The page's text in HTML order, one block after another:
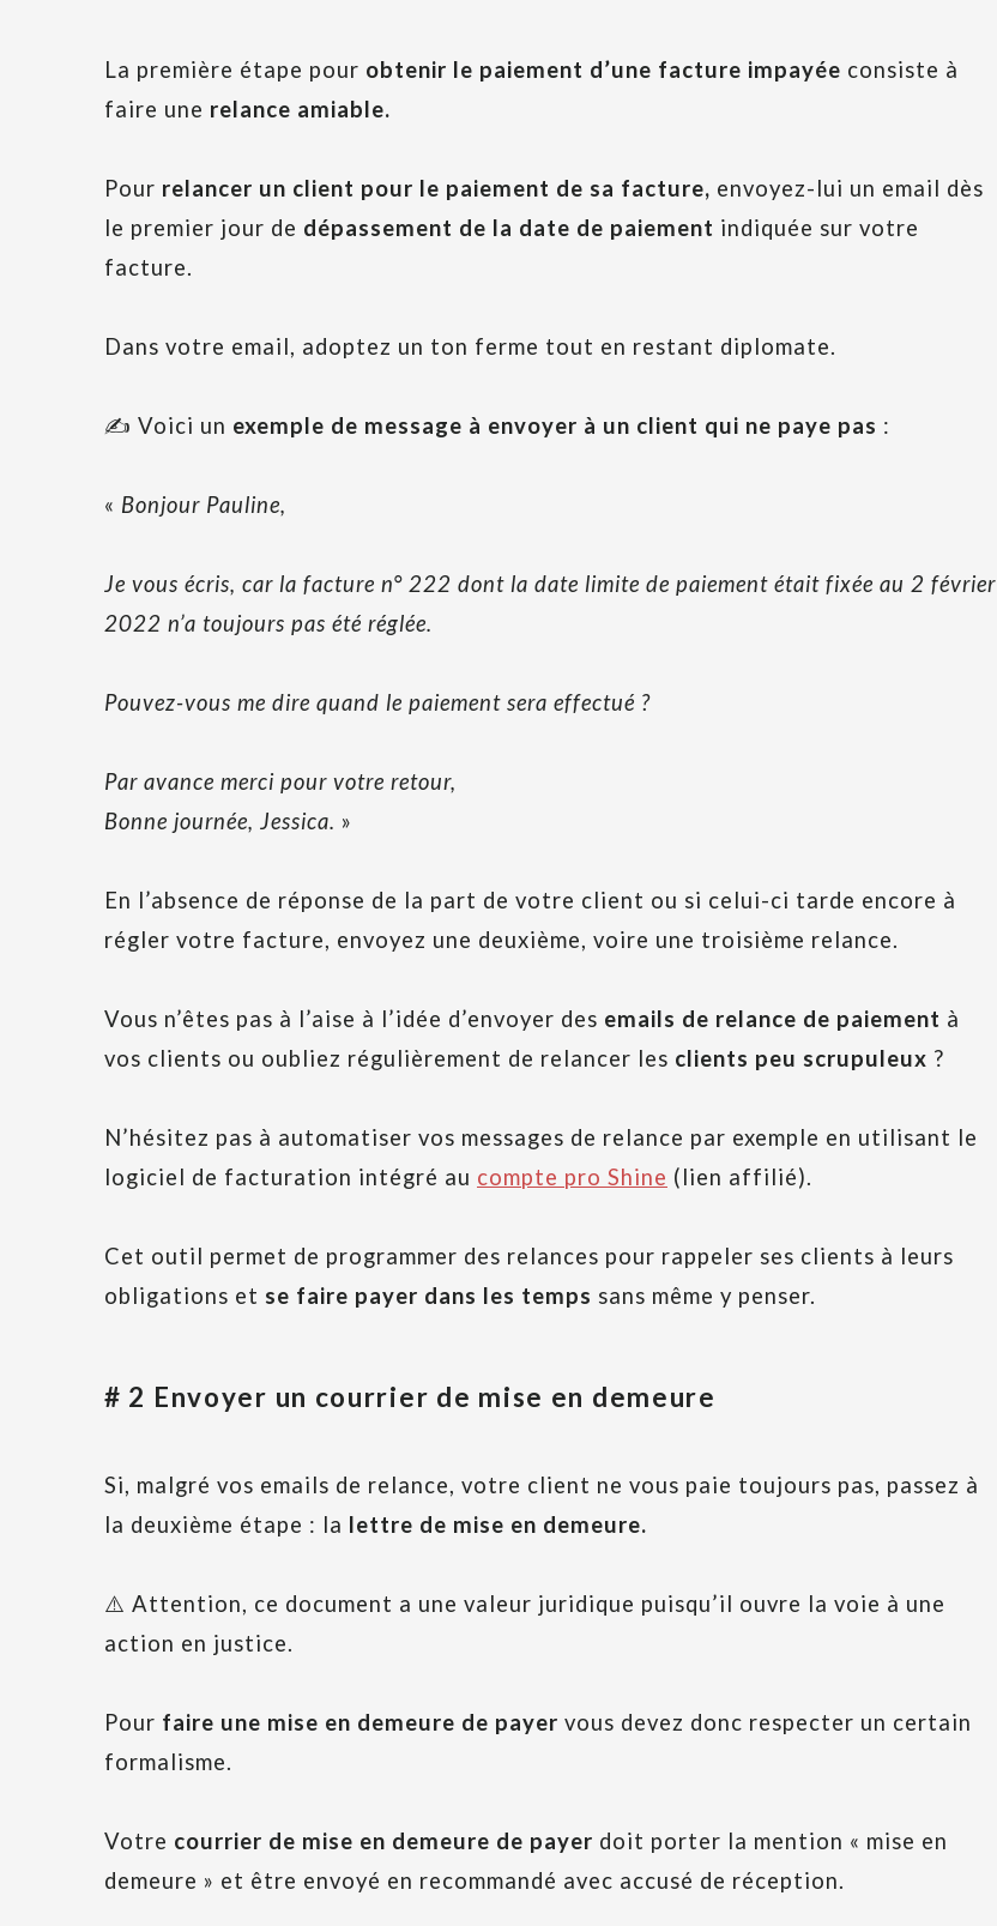
La première étape pour obtenir le paiement d’une facture impayée consiste à
faire une relance amiable.
Pour relancer un client pour le paiement de sa facture, envoyez-lui un email dès
le premier jour de dépassement de la date de paiement indiquée sur votre
facture.
Dans votre email, adoptez un ton ferme tout en restant diplomate.
✍️ Voici un exemple de message à envoyer à un client qui ne paye pas :
« Bonjour Pauline,
Je vous écris, car la facture n° 222 dont la date limite de paiement était fixée au 2 février
2022 n’a toujours pas été réglée.
Pouvez-vous me dire quand le paiement sera effectué ?
Par avance merci pour votre retour,
Bonne journée, Jessica. »
En l’absence de réponse de la part de votre client ou si celui-ci tarde encore à
régler votre facture, envoyez une deuxième, voire une troisième relance.
Vous n’êtes pas à l’aise à l’idée d’envoyer des emails de relance de paiement à
vos clients ou oubliez régulièrement de relancer les clients peu scrupuleux ?
N’hésitez pas à automatiser vos messages de relance par exemple en utilisant le
logiciel de facturation intégré au compte pro Shine (lien affilié).
Cet outil permet de programmer des relances pour rappeler ses clients à leurs
obligations et se faire payer dans les temps sans même y penser.
# 2 Envoyer un courrier de mise en demeure
Si, malgré vos emails de relance, votre client ne vous paie toujours pas, passez à
la deuxième étape : la lettre de mise en demeure.
⚠️ Attention, ce document a une valeur juridique puisqu’il ouvre la voie à une
action en justice.
Pour faire une mise en demeure de payer vous devez donc respecter un certain
formalisme.
Votre courrier de mise en demeure de payer doit porter la mention « mise en
demeure » et être envoyé en recommandé avec accusé de réception.